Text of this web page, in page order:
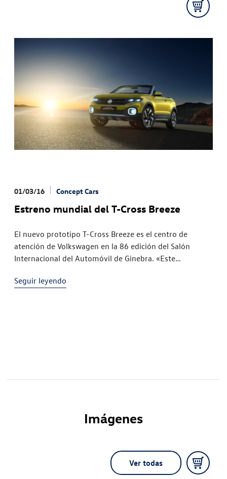
01/03/16 Concept Cars
Estreno mundial del T-Cross Breeze
El nuevo prototipo T-Cross Breeze es el centro de
atención de Volkswagen en la 86 edición del Salón
Internacional del Automóvil de Ginebra. «Este
vida automovilística completamente nueva que
Seguir leyendo
Imágenes
Ver todas